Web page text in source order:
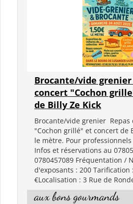
Brocante/vide
concert "Cochon
de Billy Ze Kick
Brocante/vide grenier Repas
"Cochon grillé" et concert de
le mètre. Pour
Infos et réservations au
0780457089 Fréquentation /
d'exposants : 200 Tarification
€Localisation : 3 Rue de
aux bons gourmands